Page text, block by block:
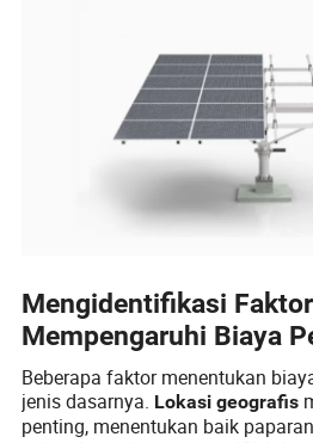
Mengidentifikasi
Mempengaruhi Biaya
Beberapa faktor menentukan
jenis dasarnya. Lokasi geografis
penting, menentukan baik